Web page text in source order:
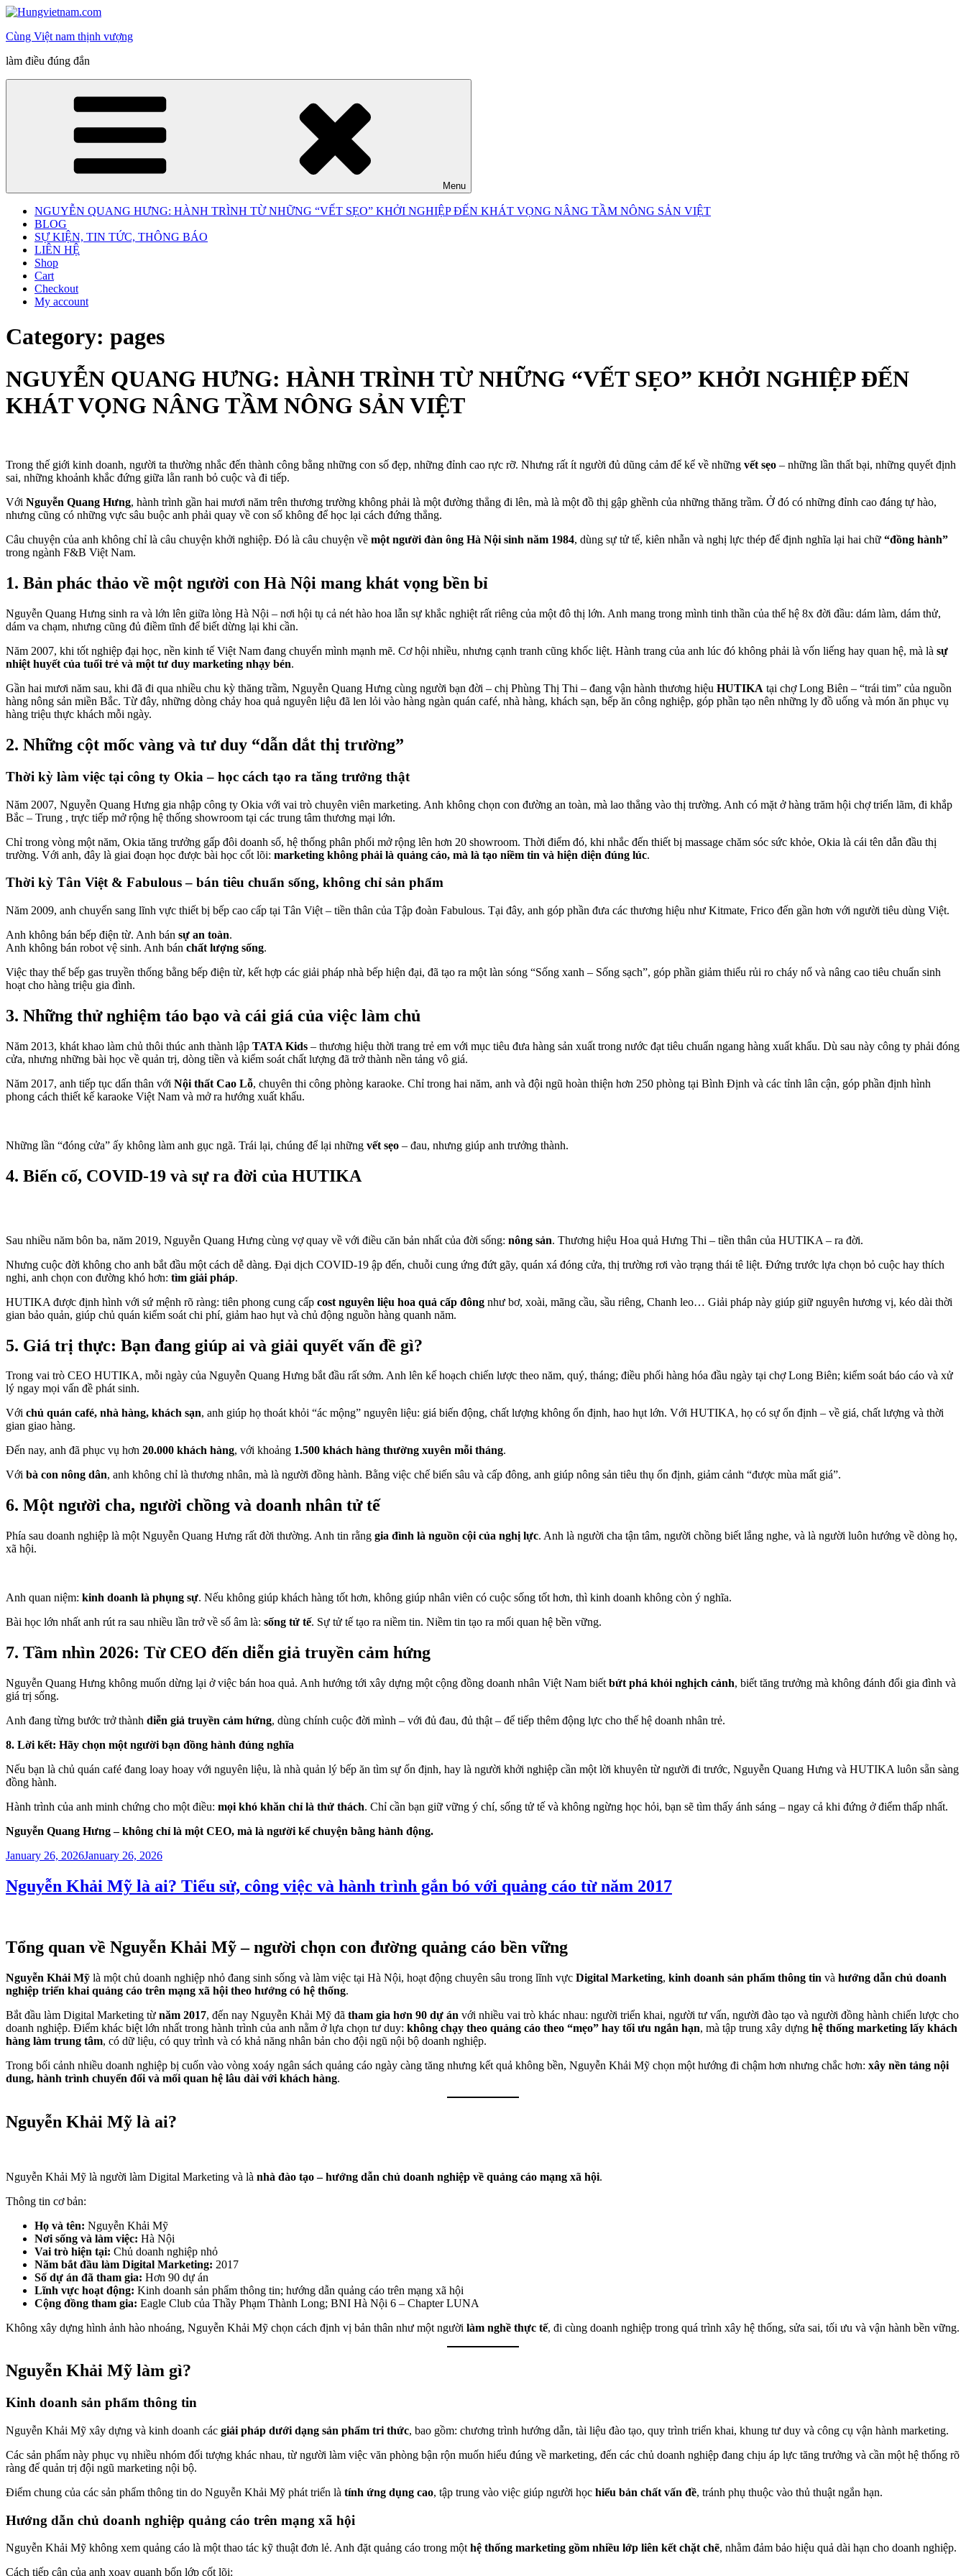
Skip
content
Cùng Việt nam thịnh vượng
làm điều đúng đắn
Menu
NGUYỄN QUANG HƯNG: HÀNH TRÌNH TỪ NHỮNG “VẾT SẸO” KHỞI NGHIỆP ĐẾN KHÁT VỌNG NÂNG TẦM NÔNG SẢN VIỆT
BLOG
SỰ KIỆN, TIN TỨC, THÔNG BÁO
LIÊN HỆ
Shop
Cart
Checkout
My account
Category: pages
NGUYỄN QUANG HƯNG: HÀNH TRÌNH TỪ NHỮNG “VẾT SẸO” KHỞI NGHIỆP ĐẾN
KHÁT VỌNG NÂNG TẦM NÔNG SẢN VIỆT
Trong thế giới kinh doanh, người ta thường nhắc đến thành công bằng những con số đẹp, những đỉnh cao rực rỡ. Nhưng rất ít người đủ dũng cảm để kể về những vết sẹo – những lần thất bại, những quyết định
sai, những khoảnh khắc đứng giữa lằn ranh bỏ cuộc và đi tiếp.
Với Nguyễn Quang Hưng, hành trình gần hai mươi năm trên thương trường không phải là một đường thẳng đi lên, mà là một đồ thị gập ghềnh của những thăng trầm. Ở đó có những đỉnh cao đáng tự hào,
nhưng cũng có những vực sâu buộc anh phải quay về con số không để học lại cách đứng thẳng.
Câu chuyện của anh không chỉ là câu chuyện khởi nghiệp. Đó là câu chuyện về một người đàn ông Hà Nội sinh năm 1984, dùng sự tử tế, kiên nhẫn và nghị lực thép để định nghĩa lại hai chữ “đồng hành”
trong ngành F&B Việt Nam.
1. Bản phác thảo về một người con Hà Nội mang khát vọng bền bỉ
Nguyễn Quang Hưng sinh ra và lớn lên giữa lòng Hà Nội – nơi hội tụ cả nét hào hoa lẫn sự khắc nghiệt rất riêng của một đô thị lớn. Anh mang trong mình tinh thần của thế hệ 8x đời đầu: dám làm, dám thử,
dám va chạm, nhưng cũng đủ điềm tĩnh để biết dừng lại khi cần.
Năm 2007, khi tốt nghiệp đại học, nền kinh tế Việt Nam đang chuyển mình mạnh mẽ. Cơ hội nhiều, nhưng cạnh tranh cũng khốc liệt. Hành trang của anh lúc đó không phải là vốn liếng hay quan hệ, mà là sự
nhiệt huyết của tuổi trẻ và một tư duy marketing nhạy bén.
Gần hai mươi năm sau, khi đã đi qua nhiều chu kỳ thăng trầm, Nguyễn Quang Hưng cùng người bạn đời – chị Phùng Thị Thi – đang vận hành thương hiệu HUTIKA tại chợ Long Biên – “trái tim” của nguồn
hàng nông sản miền Bắc. Từ đây, những dòng chảy hoa quả nguyên liệu đã len lỏi vào hàng ngàn quán café, nhà hàng, khách sạn, bếp ăn công nghiệp, góp phần tạo nên những ly đồ uống và món ăn phục vụ
hàng triệu thực khách mỗi ngày.
2. Những cột mốc vàng và tư duy “dẫn dắt thị trường”
Thời kỳ làm việc tại công ty Okia – học cách tạo ra tăng trưởng thật
Năm 2007, Nguyễn Quang Hưng gia nhập công ty Okia với vai trò chuyên viên marketing. Anh không chọn con đường an toàn, mà lao thẳng vào thị trường. Anh có mặt ở hàng trăm hội chợ triển lãm, đi khắp
Bắc – Trung , trực tiếp mở rộng hệ thống showroom tại các trung tâm thương mại lớn.
Chỉ trong vòng một năm, Okia tăng trưởng gấp đôi doanh số, hệ thống phân phối mở rộng lên hơn 20 showroom. Thời điểm đó, khi nhắc đến thiết bị massage chăm sóc sức khỏe, Okia là cái tên dẫn đầu thị
trường. Với anh, đây là giai đoạn học được bài học cốt lõi: marketing không phải là quảng cáo, mà là tạo niềm tin và hiện diện đúng lúc.
Thời kỳ Tân Việt & Fabulous – bán tiêu chuẩn sống, không chỉ sản phẩm
Năm 2009, anh chuyển sang lĩnh vực thiết bị bếp cao cấp tại Tân Việt – tiền thân của Tập đoàn Fabulous. Tại đây, anh góp phần đưa các thương hiệu như Kitmate, Frico đến gần hơn với người tiêu dùng Việt.
Anh không bán bếp điện từ. Anh bán sự an toàn.
Anh không bán robot vệ sinh. Anh bán chất lượng sống.
Việc thay thế bếp gas truyền thống bằng bếp điện từ, kết hợp các giải pháp nhà bếp hiện đại, đã tạo ra một làn sóng “Sống xanh – Sống sạch”, góp phần giảm thiểu rủi ro cháy nổ và nâng cao tiêu chuẩn sinh
hoạt cho hàng triệu gia đình.
3. Những thử nghiệm táo bạo và cái giá của việc làm chủ
Năm 2013, khát khao làm chủ thôi thúc anh thành lập TATA Kids – thương hiệu thời trang trẻ em với mục tiêu đưa hàng sản xuất trong nước đạt tiêu chuẩn ngang hàng xuất khẩu. Dù sau này công ty phải đóng
cửa, nhưng những bài học về quản trị, dòng tiền và kiểm soát chất lượng đã trở thành nền tảng vô giá.
Năm 2017, anh tiếp tục dấn thân với Nội thất Cao Lỗ, chuyên thi công phòng karaoke. Chỉ trong hai năm, anh và đội ngũ hoàn thiện hơn 250 phòng tại Bình Định và các tỉnh lân cận, góp phần định hình
phong cách thiết kế karaoke Việt Nam và mở ra hướng xuất khẩu.
Những lần “đóng cửa” ấy không làm anh gục ngã. Trái lại, chúng để lại những vết sẹo – đau, nhưng giúp anh trưởng thành.
4. Biến cố, COVID-19 và sự ra đời của HUTIKA
Sau nhiều năm bôn ba, năm 2019, Nguyễn Quang Hưng cùng vợ quay về với điều căn bản nhất của đời sống: nông sản. Thương hiệu Hoa quả Hưng Thi – tiền thân của HUTIKA – ra đời.
Nhưng cuộc đời không cho anh bắt đầu một cách dễ dàng. Đại dịch COVID-19 ập đến, chuỗi cung ứng đứt gãy, quán xá đóng cửa, thị trường rơi vào trạng thái tê liệt. Đứng trước lựa chọn bỏ cuộc hay thích
nghi, anh chọn con đường khó hơn: tìm giải pháp.
HUTIKA được định hình với sứ mệnh rõ ràng: tiên phong cung cấp cost nguyên liệu hoa quả cấp đông như bơ, xoài, mãng cầu, sầu riêng, Chanh leo… Giải pháp này giúp giữ nguyên hương vị, kéo dài thời
gian bảo quản, giúp chủ quán kiểm soát chi phí, giảm hao hụt và chủ động nguồn hàng quanh năm.
5. Giá trị thực: Bạn đang giúp ai và giải quyết vấn đề gì?
Trong vai trò CEO HUTIKA, mỗi ngày của Nguyễn Quang Hưng bắt đầu rất sớm. Anh lên kế hoạch chiến lược theo năm, quý, tháng; điều phối hàng hóa đầu ngày tại chợ Long Biên; kiểm soát báo cáo và xử
lý ngay mọi vấn đề phát sinh.
Với chủ quán café, nhà hàng, khách sạn, anh giúp họ thoát khỏi “ác mộng” nguyên liệu: giá biến động, chất lượng không ổn định, hao hụt lớn. Với HUTIKA, họ có sự ổn định – về giá, chất lượng và thời
gian giao hàng.
Đến nay, anh đã phục vụ hơn 20.000 khách hàng, với khoảng 1.500 khách hàng thường xuyên mỗi tháng.
Với bà con nông dân, anh không chỉ là thương nhân, mà là người đồng hành. Bằng việc chế biến sâu và cấp đông, anh giúp nông sản tiêu thụ ổn định, giảm cảnh “được mùa mất giá”.
6. Một người cha, người chồng và doanh nhân tử tế
Phía sau doanh nghiệp là một Nguyễn Quang Hưng rất đời thường. Anh tin rằng gia đình là nguồn cội của nghị lực. Anh là người cha tận tâm, người chồng biết lắng nghe, và là người luôn hướng về dòng họ,
xã hội.
Anh quan niệm: kinh doanh là phụng sự. Nếu không giúp khách hàng tốt hơn, không giúp nhân viên có cuộc sống tốt hơn, thì kinh doanh không còn ý nghĩa.
Bài học lớn nhất anh rút ra sau nhiều lần trở về số âm là: sống tử tế. Sự tử tế tạo ra niềm tin. Niềm tin tạo ra mối quan hệ bền vững.
7. Tầm nhìn 2026: Từ CEO đến diễn giả truyền cảm hứng
Nguyễn Quang Hưng không muốn dừng lại ở việc bán hoa quả. Anh hướng tới xây dựng một cộng đồng doanh nhân Việt Nam biết bứt phá khỏi nghịch cảnh, biết tăng trưởng mà không đánh đổi gia đình và
giá trị sống.
Anh đang từng bước trở thành diễn giả truyền cảm hứng, dùng chính cuộc đời mình – với đủ đau, đủ thật – để tiếp thêm động lực cho thế hệ doanh nhân trẻ.
8. Lời kết: Hãy chọn một người bạn đồng hành đúng nghĩa
Nếu bạn là chủ quán café đang loay hoay với nguyên liệu, là nhà quản lý bếp ăn tìm sự ổn định, hay là người khởi nghiệp cần một lời khuyên từ người đi trước, Nguyễn Quang Hưng và HUTIKA luôn sẵn sàng
đồng hành.
Hành trình của anh minh chứng cho một điều: mọi khó khăn chỉ là thử thách. Chỉ cần bạn giữ vững ý chí, sống tử tế và không ngừng học hỏi, bạn sẽ tìm thấy ánh sáng – ngay cả khi đứng ở điểm thấp nhất.
Nguyễn Quang Hưng – không chỉ là một CEO, mà là người kể chuyện bằng hành động.
Posted
January 26, 2026January 26, 2026
Nguyễn Khải Mỹ là ai? Tiểu sử, công việc và hành trình gắn bó với quảng cáo từ năm 2017
Tổng quan về Nguyễn Khải Mỹ – người chọn con đường quảng cáo bền vững
Nguyễn Khải Mỹ là một chủ doanh nghiệp nhỏ đang sinh sống và làm việc tại Hà Nội, hoạt động chuyên sâu trong lĩnh vực Digital Marketing, kinh doanh sản phẩm thông tin và hướng dẫn chủ doanh
nghiệp triển khai quảng cáo trên mạng xã hội theo hướng có hệ thống.
Bắt đầu làm Digital Marketing từ năm 2017, đến nay Nguyễn Khải Mỹ đã tham gia hơn 90 dự án với nhiều vai trò khác nhau: người triển khai, người tư vấn, người đào tạo và người đồng hành chiến lược cho
doanh nghiệp. Điểm khác biệt lớn nhất trong hành trình của anh nằm ở lựa chọn tư duy: không chạy theo quảng cáo theo “mẹo” hay tối ưu ngắn hạn, mà tập trung xây dựng hệ thống marketing lấy khách
hàng làm trung tâm, có dữ liệu, có quy trình và có khả năng nhân bản cho đội ngũ nội bộ doanh nghiệp.
Trong bối cảnh nhiều doanh nghiệp bị cuốn vào vòng xoáy ngân sách quảng cáo ngày càng tăng nhưng kết quả không bền, Nguyễn Khải Mỹ chọn một hướng đi chậm hơn nhưng chắc hơn: xây nền tảng nội
dung, hành trình chuyển đổi và mối quan hệ lâu dài với khách hàng.
Nguyễn Khải Mỹ là ai?
Nguyễn Khải Mỹ là người làm Digital Marketing và là nhà đào tạo – hướng dẫn chủ doanh nghiệp về quảng cáo mạng xã hội.
Thông tin cơ bản:
Họ và tên: Nguyễn Khải Mỹ
Nơi sống và làm việc: Hà Nội
Vai trò hiện tại: Chủ doanh nghiệp nhỏ
Năm bắt đầu làm Digital Marketing: 2017
Số dự án đã tham gia: Hơn 90 dự án
Lĩnh vực hoạt động: Kinh doanh sản phẩm thông tin; hướng dẫn quảng cáo trên mạng xã hội
Cộng đồng tham gia: Eagle Club của Thầy Phạm Thành Long; BNI Hà Nội 6 – Chapter LUNA
Không xây dựng hình ảnh hào nhoáng, Nguyễn Khải Mỹ chọn cách định vị bản thân như một người làm nghề thực tế, đi cùng doanh nghiệp trong quá trình xây hệ thống, sửa sai, tối ưu và vận hành bền vững.
Nguyễn Khải Mỹ làm gì?
Kinh doanh sản phẩm thông tin
Nguyễn Khải Mỹ xây dựng và kinh doanh các giải pháp dưới dạng sản phẩm tri thức, bao gồm: chương trình hướng dẫn, tài liệu đào tạo, quy trình triển khai, khung tư duy và công cụ vận hành marketing.
Các sản phẩm này phục vụ nhiều nhóm đối tượng khác nhau, từ người làm việc văn phòng bận rộn muốn hiểu đúng về marketing, đến các chủ doanh nghiệp đang chịu áp lực tăng trưởng và cần một hệ thống rõ
ràng để quản trị đội ngũ marketing nội bộ.
Điểm chung của các sản phẩm thông tin do Nguyễn Khải Mỹ phát triển là tính ứng dụng cao, tập trung vào việc giúp người học hiểu bản chất vấn đề, tránh phụ thuộc vào thủ thuật ngắn hạn.
Hướng dẫn chủ doanh nghiệp quảng cáo trên mạng xã hội
Nguyễn Khải Mỹ không xem quảng cáo là một thao tác kỹ thuật đơn lẻ. Anh đặt quảng cáo trong mộthệ thống marketing gồm nhiều lớp liên kết chặt chẽ, nhằm đảm bảo hiệu quả dài hạn cho doanh nghiệp.
Cách tiếp cận của anh xoay quanh bốn lớp cốt lõi: